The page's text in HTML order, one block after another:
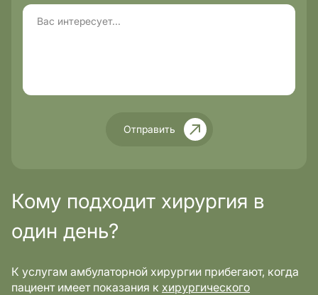
Отправить
Кому подходит хирургия в
один день?
К услугам амбулаторной хирургии прибегают, когда
пациент имеет показания к хирургического